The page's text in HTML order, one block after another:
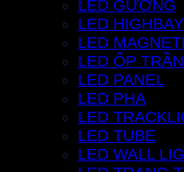
LED GƯƠNG
LED HIGHBAY
LED
LED ỐP TRẦN
LED PANEL
LED PHA
LED
LED TUBE
LED WALL